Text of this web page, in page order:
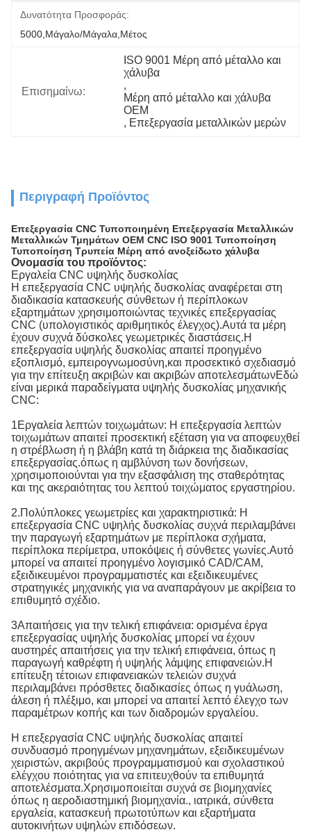
Δυνατότητα Προσφοράς:
5000,Μάγαλο/Μάγαλα,Μέτος
Επισημαίνω:
ISO 9001 Μέρη από μέταλλο και
χάλυβα
,
Μέρη από μέταλλο και χάλυβα
OEM
, Επεξεργασία μεταλλικών μερών
Περιγραφή Προϊόντος
Επεξεργασία CNC Τυποποιημένη Επεξεργασία Μεταλλικών
Μεταλλικών Τμημάτων OEM CNC ISO 9001 Τυποποίηση
Τυποποίηση Τρυπεία Μέρη από ανοξείδωτο χάλυβα
Ονομασία του προϊόντος:
Εργαλεία CNC υψηλής δυσκολίας
Η επεξεργασία CNC υψηλής δυσκολίας αναφέρεται στη
διαδικασία κατασκευής σύνθετων ή περίπλοκων
εξαρτημάτων χρησιμοποιώντας τεχνικές επεξεργασίας
CNC (υπολογιστικός αριθμητικός έλεγχος).Αυτά τα μέρη
έχουν συχνά δύσκολες γεωμετρικές διαστάσεις.Η
επεξεργασία υψηλής δυσκολίας απαιτεί προηγμένο
εξοπλισμό, εμπειρογνωμοσύνη,και προσεκτικό σχεδιασμό
για την επίτευξη ακριβών και ακριβών αποτελεσμάτωνΕδώ
είναι μερικά παραδείγματα υψηλής δυσκολίας μηχανικής
CNC:
1Εργαλεία λεπτών τοιχωμάτων: Η επεξεργασία λεπτών
τοιχωμάτων απαιτεί προσεκτική εξέταση για να αποφευχθεί
η στρέβλωση ή η βλάβη κατά τη διάρκεια της διαδικασίας
επεξεργασίας.όπως η αμβλύνση των δονήσεων,
χρησιμοποιούνται για την εξασφάλιση της σταθερότητας
και της ακεραιότητας του λεπτού τοιχώματος εργαστηρίου.
2.Πολύπλοκες γεωμετρίες και χαρακτηριστικά: Η
επεξεργασία CNC υψηλής δυσκολίας συχνά περιλαμβάνει
την παραγωγή εξαρτημάτων με περίπλοκα σχήματα,
περίπλοκα περίμετρα, υποκόψεις ή σύνθετες γωνίες.Αυτό
μπορεί να απαιτεί προηγμένο λογισμικό CAD/CAM,
εξειδικευμένοι προγραμματιστές και εξειδικευμένες
στρατηγικές μηχανικής για να αναπαράγουν με ακρίβεια το
επιθυμητό σχέδιο.
3Απαιτήσεις για την τελική επιφάνεια: ορισμένα έργα
επεξεργασίας υψηλής δυσκολίας μπορεί να έχουν
αυστηρές απαιτήσεις για την τελική επιφάνεια, όπως η
παραγωγή καθρέφτη ή υψηλής λάμψης επιφανειών.Η
επίτευξη τέτοιων επιφανειακών τελειών συχνά
περιλαμβάνει πρόσθετες διαδικασίες όπως η γυάλωση,
άλεση ή πλέξιμο, και μπορεί να απαιτεί λεπτό έλεγχο των
παραμέτρων κοπής και των διαδρομών εργαλείου.
Η επεξεργασία CNC υψηλής δυσκολίας απαιτεί
συνδυασμό προηγμένων μηχανημάτων, εξειδικευμένων
χειριστών, ακριβούς προγραμματισμού και σχολαστικού
ελέγχου ποιότητας για να επιτευχθούν τα επιθυμητά
αποτελέσματα.Χρησιμοποιείται συχνά σε βιομηχανίες
όπως η αεροδιαστημική βιομηχανία., ιατρικά, σύνθετα
εργαλεία, κατασκευή πρωτοτύπων και εξαρτήματα
αυτοκινήτων υψηλών επιδόσεων.